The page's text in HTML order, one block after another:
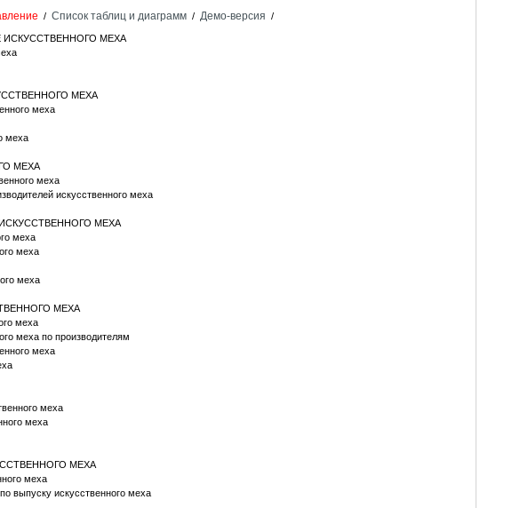
/ Список таблиц и диаграмм/ Демо-версия /
ИСКУССТВЕННОГО МЕХА
МЕХА
меха
меха
МЕХА
меха
искусственного меха
МЕХА
меха
меха
меха
МЕХА
меха
меха по производителям
меха
меха
меха
МЕХА
меха
выпуску искусственного меха